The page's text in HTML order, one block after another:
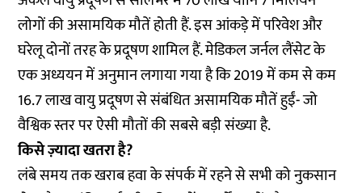
लोगों की असामयिक मौतें होती हैं. इस आंकड़े में परिवेश और
घरेलू दोनों तरह के प्रदूषण शामिल हैं. मेडिकल जर्नल लैंसेट के
एक अध्ययन में अनुमान लगाया गया है कि 2019 में कम से कम
16.7 लाख वायु प्रदूषण से संबंधित असामयिक मौतें हुईं- जो
वैश्विक स्तर पर ऐसी मौतों की सबसे बड़ी संख्या है.
किसे ज़्यादा खतरा है?
लंबे समय तक खराब हवा के संपर्क में रहने से सभी को नुकसान